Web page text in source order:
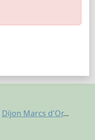
Dijon Marcs d'Or...